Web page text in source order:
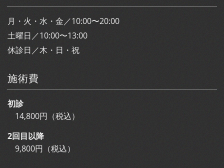
月・火・水・金／10:00〜20:00
土曜日／10:00〜13:00
休診日／木・日・祝
施術費
初診
14,800円（税込）
2回目以降
9,800円（税込）